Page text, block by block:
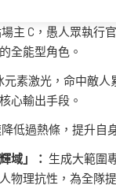
主 C，愚人眾執行
全能型角色。
素激光，命中敵人
心輸出手段。
低過熱條，提升自
域」： 生成大範圍
物理抗性，為全隊